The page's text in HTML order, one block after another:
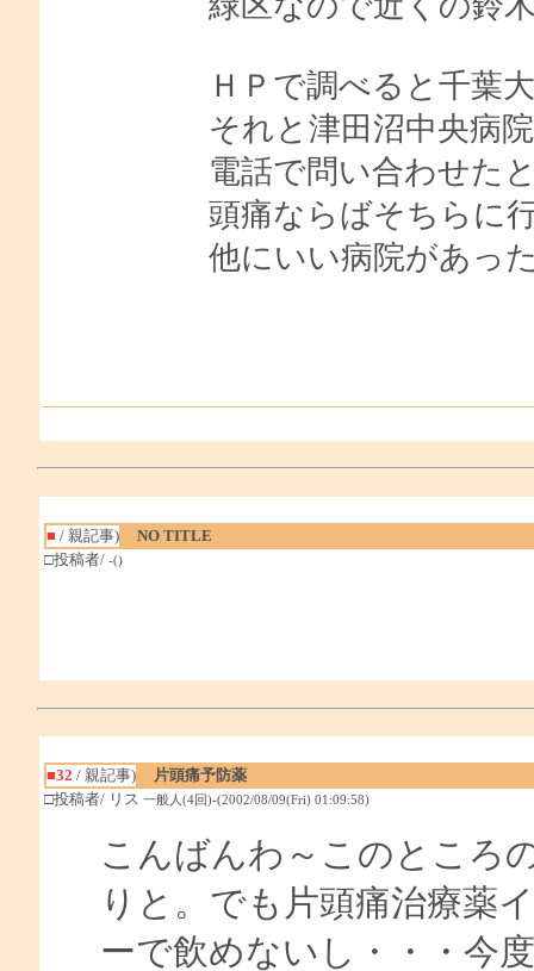
ＨＰで調べると千葉
それと津田沼中央病
電話で問い合わせた
頭痛ならばそちらに
他にいい病院があっ
■ / 親記事)
NO TITLE
□投稿者/ -()
■32 / 親記事)
片頭痛予防薬
□投稿者/ リス 一般人(4回)-(2002/08/09(Fri) 01:09:58)
こんばんわ～このところ
りと。でも片頭痛治療薬
ーで飲めないし・・・今